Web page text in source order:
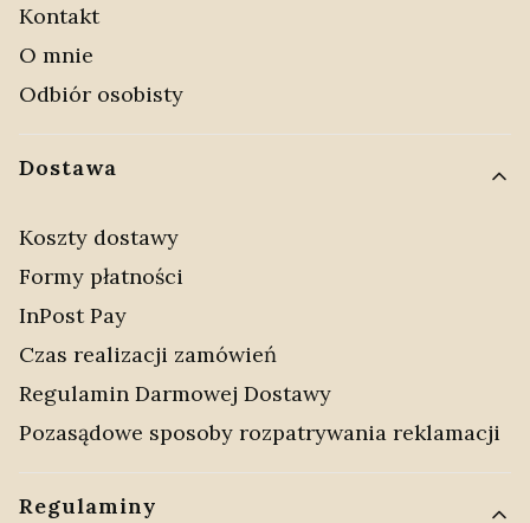
Kontakt
O mnie
Odbiór osobisty
Dostawa
Koszty dostawy
Formy płatności
InPost Pay
Czas realizacji zamówień
Regulamin Darmowej Dostawy
Pozasądowe sposoby rozpatrywania reklamacji
Regulaminy